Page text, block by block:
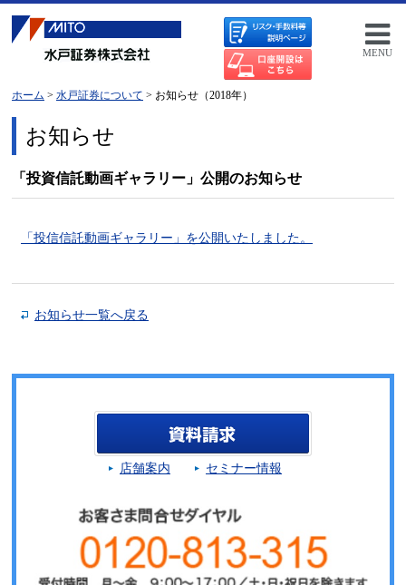
MENU
ホーム > 水戸証券について > お知らせ（2018年）
お知らせ
「投資信託動画ギャラリー」公開のお知らせ
「投信信託動画ギャラリー」を公開いたしました。
お知らせ一覧へ戻る
店舗案内 セミナー情報